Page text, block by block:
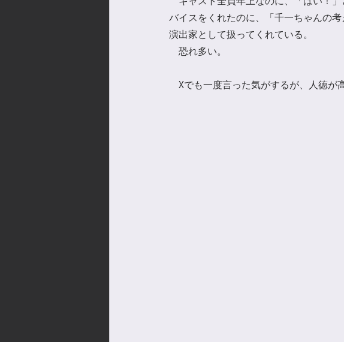
バイスをくれたのに、「千一ちゃんの
演出家として扱ってくれている。
恐れ多い。
Xでも一度言った気がするが、人徳が高